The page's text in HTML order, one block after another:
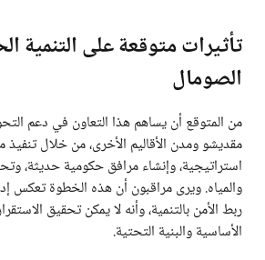
تأثيرات متوقعة على التنمية
الصومال
من المتوقع أن يساهم هذا التعاون في دعم
مقديشو ومدن الأقاليم الأخرى، من خلال
استراتيجية، وإنشاء مرافق حكومية حديثة،
والمياه. ويرى مراقبون أن هذه الخطوة تعكس
ربط الأمن بالتنمية، وأنه لا يمكن تحقيق
الأساسية والبنية التحتية.